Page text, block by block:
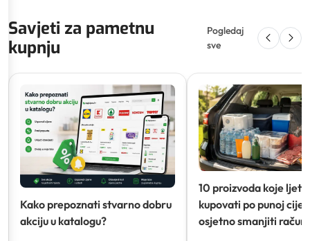
Savjeti za pametnu
kupnju
Pogledaj
sve
Kako prepoznati stvarno dobru
akciju u katalogu?
10 proizvoda koje ljeti
kupovati po punoj
osjetno smanjiti račun)